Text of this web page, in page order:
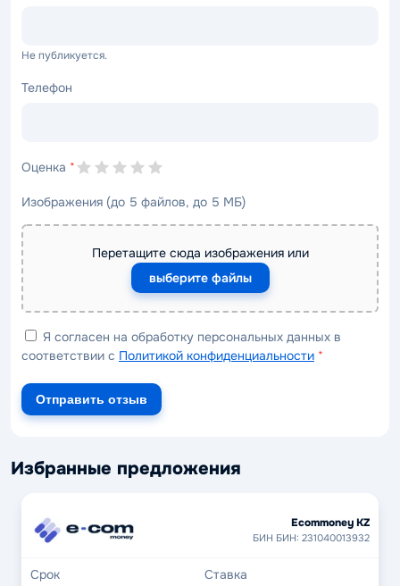
Не публикуется.
Телефон
Оценка *
Изображения (до 5 файлов, до 5 МБ)
Перетащите сюда изображения или
выберите файлы
Я согласен на обработку персональных данных в
соответствии с Политикой конфиденциальности *
Отправить отзыв
Избранные предложения
Ecommoney KZ
БИН БИН: 231040013932
Срок Ставка